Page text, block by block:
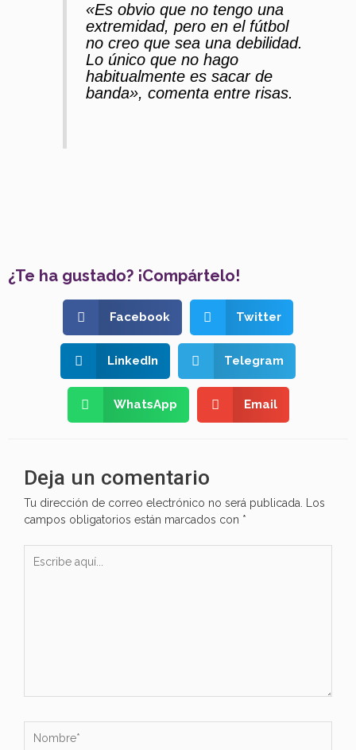
«Es obvio que no tengo una
extremidad, pero en el fútbol
no creo que sea una debilidad.
Lo único que no hago
habitualmente es sacar de
banda», comenta entre risas.
¿Te ha gustado? ¡Compártelo!
Facebook Twitter
LinkedIn Telegram
WhatsApp Email
Deja un comentario
Tu dirección de correo electrónico no será publicada.
Los
campos obligatorios están marcados con *
aquí...